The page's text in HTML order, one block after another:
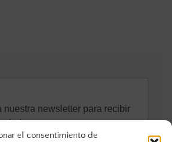
el consentimiento de